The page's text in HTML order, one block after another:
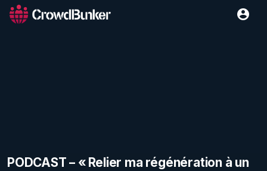
PODCAST – « Relier ma régénération à un